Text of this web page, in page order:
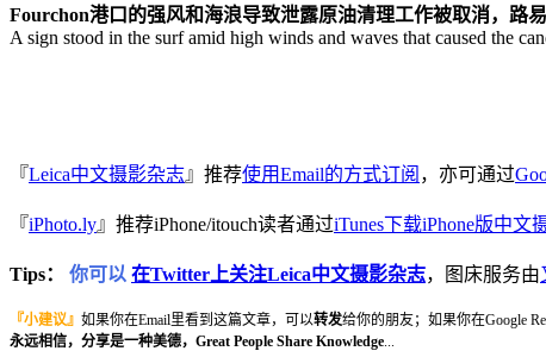
Fourchon港口的强风和海浪导致泄露原油清理工作被取消，路
A sign stood in the surf amid high winds and waves that caused the
『Leica中文摄影杂志』推荐使用Email的方式订阅 ，亦可通过
『iPhoto.ly』推荐iPhone/itouch读者通过iTunes下载iPhone版中文
Tips： 你可以 在Twitter上关注Leica中文摄影杂志，图床服务由
『小建议』 如果你在Email里看到这篇文章，可以转发给你的朋友；如果你在Google
永远相信，分享是一种美德，Great People Share Knowledge...